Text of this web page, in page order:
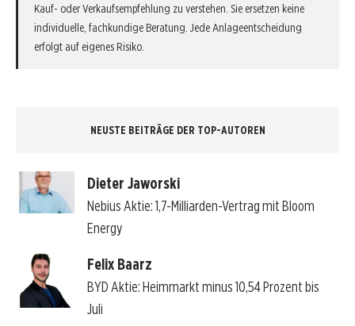
Kauf- oder Verkaufsempfehlung zu verstehen. Sie ersetzen keine
individuelle, fachkundige Beratung. Jede Anlageentscheidung
erfolgt auf eigenes Risiko.
NEUSTE BEITRÄGE DER TOP-AUTOREN
Dieter Jaworski
Nebius Aktie: 1,7-Milliarden-Vertrag mit Bloom
Energy
Felix Baarz
BYD Aktie: Heimmarkt minus 10,54 Prozent bis
Juli